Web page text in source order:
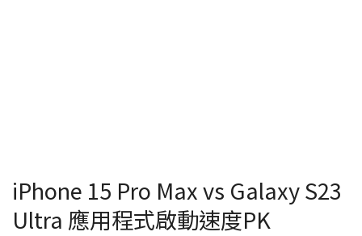
iPhone 15 Pro Max vs Galaxy S23
Ultra 應用程式啟動速度PK